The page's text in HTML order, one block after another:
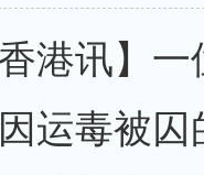
港讯】一
运毒被囚